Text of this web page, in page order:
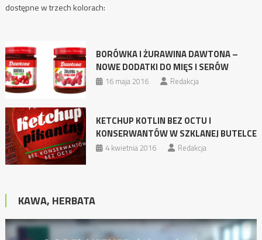
dostępne w trzech kolorach:
BORÓWKA I ŻURAWINA DAWTONA –
NOWE DODATKI DO MIĘS I SERÓW
16 maja 2016 Redakcja
KETCHUP KOTLIN BEZ OCTU I
KONSERWANTÓW W SZKLANEJ BUTELCE
4 kwietnia 2016 Redakcja
KAWA, HERBATA